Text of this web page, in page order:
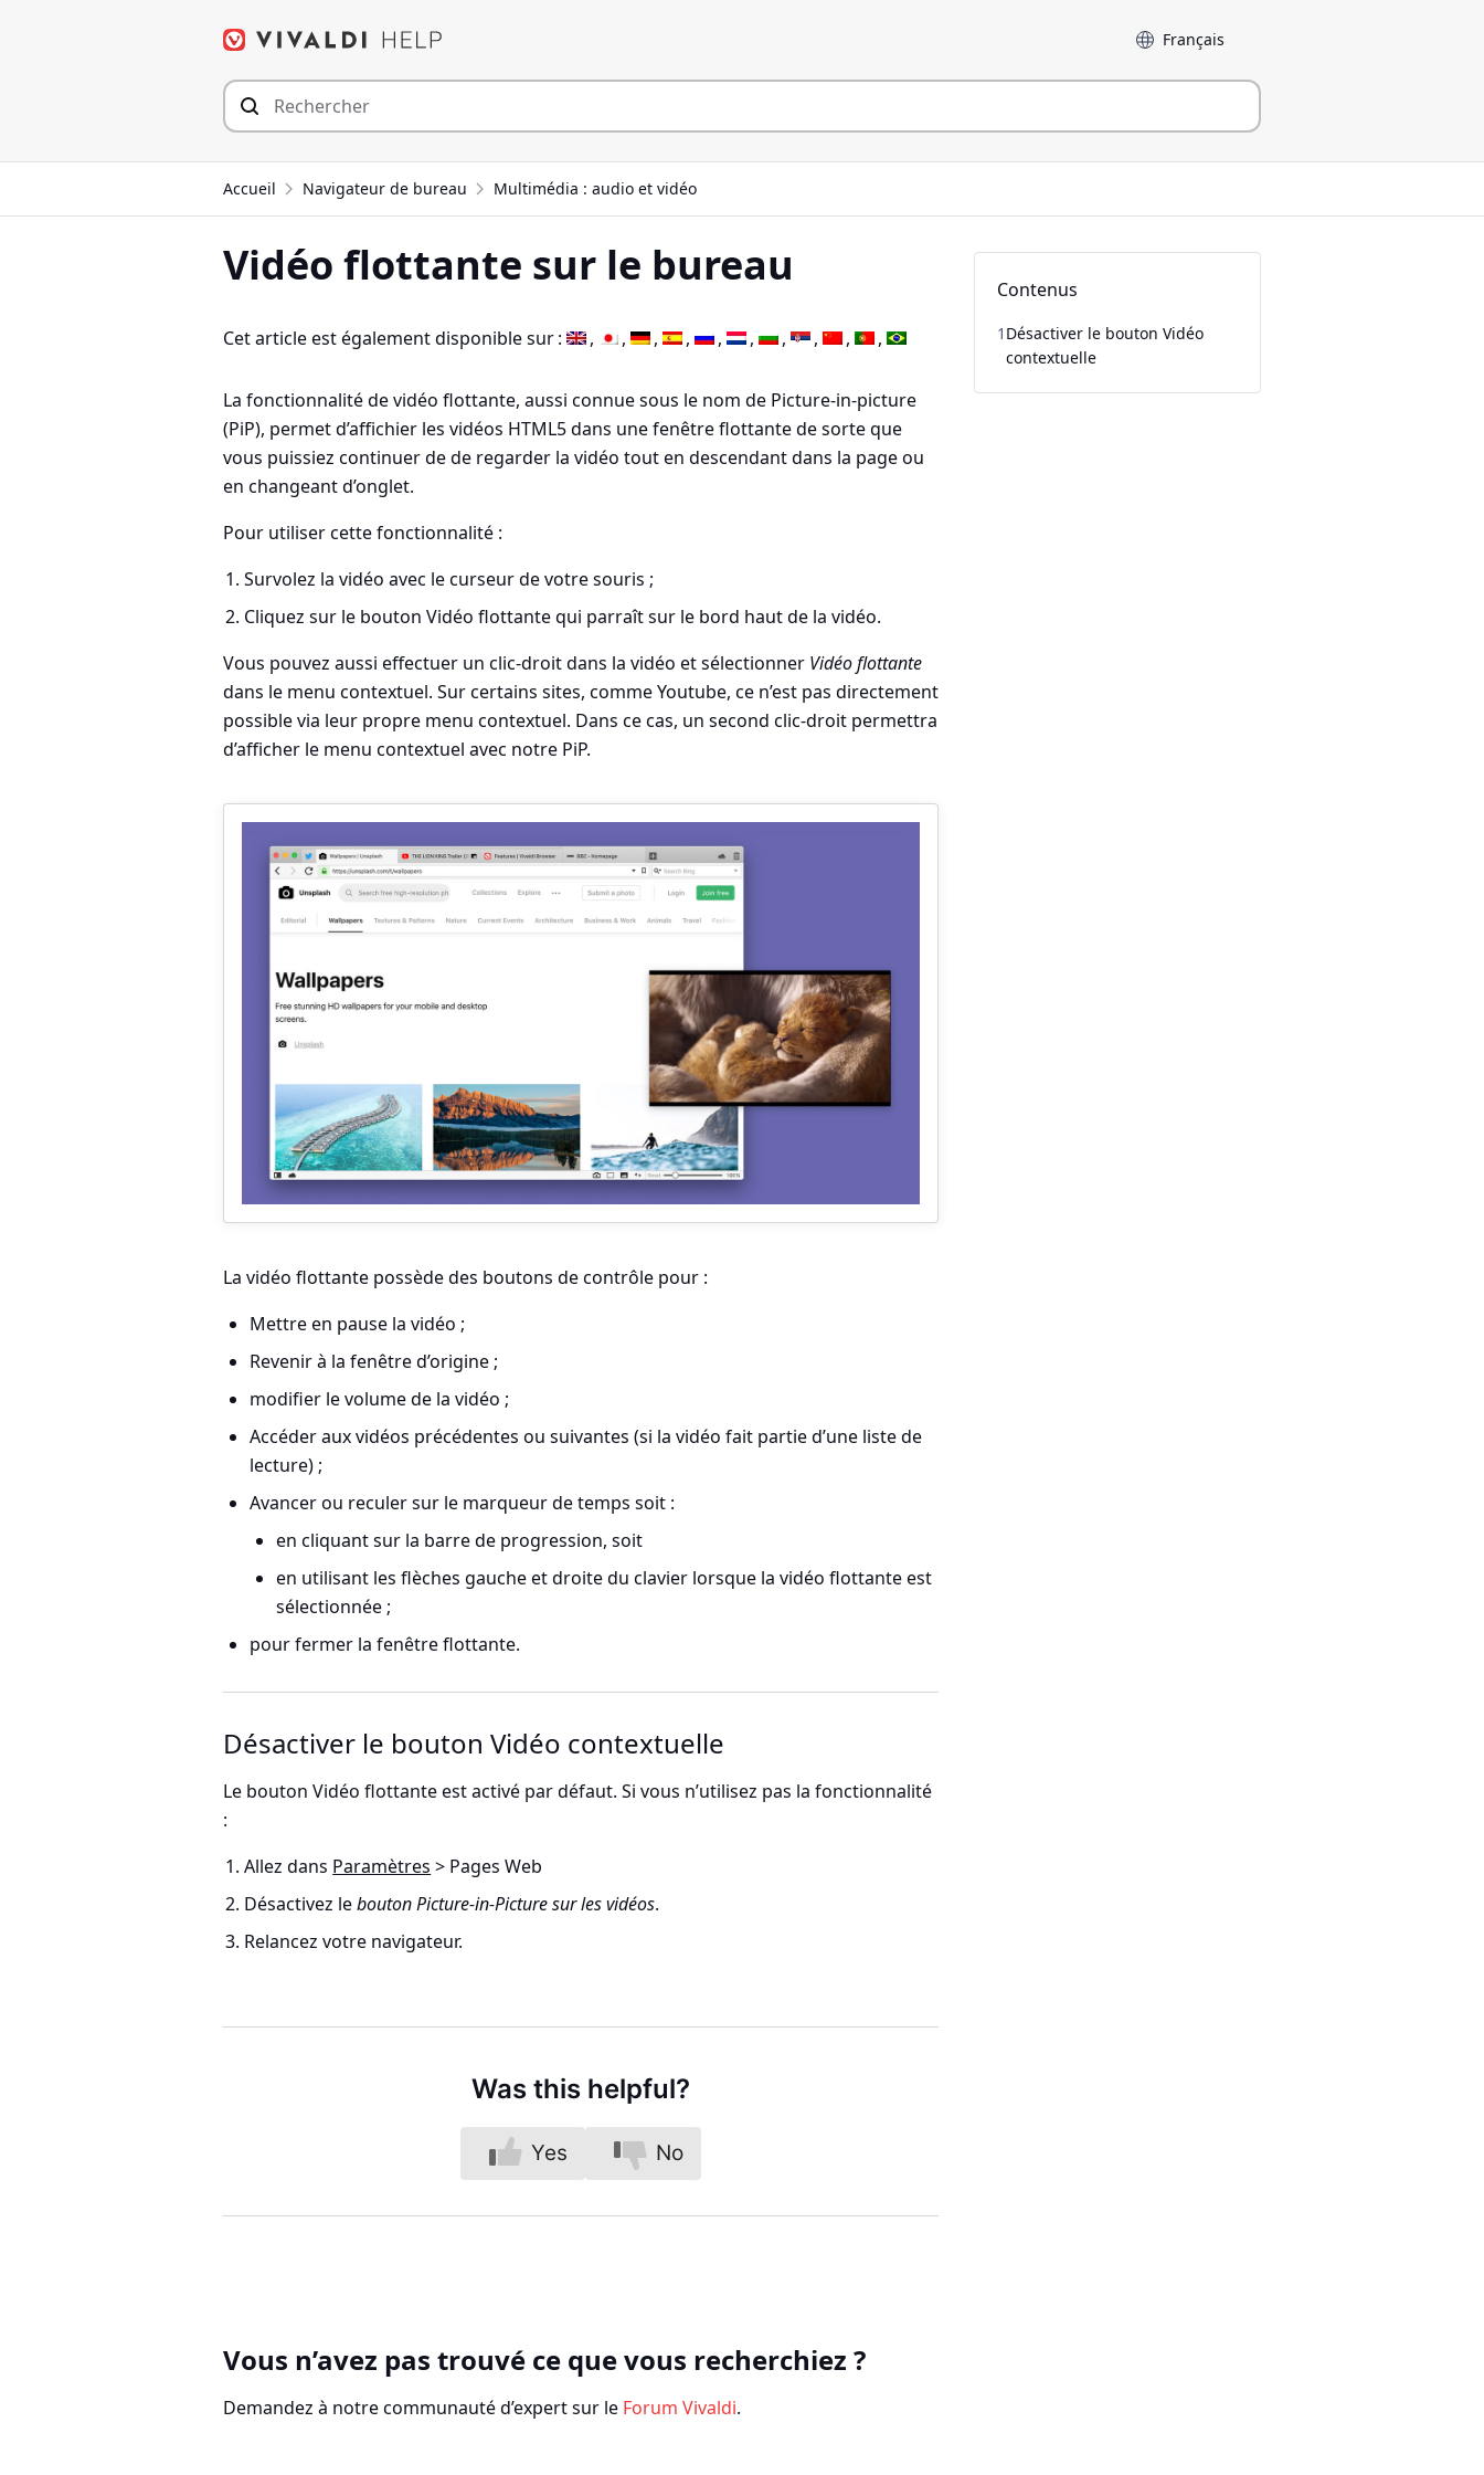
Langue
Accueil Navigateur de bureau Multimédia : audio et vidéo
Vidéo flottante sur le bureau
Cet article est également disponible sur :
La fonctionnalité de vidéo flottante, aussi connue sous le nom de Picture-in-picture
(PiP), permet d’affichier les vidéos HTML5 dans une fenêtre flottante de sorte que
vous puissiez continuer de de regarder la vidéo tout en descendant dans la page ou
en changeant d’onglet.
Pour utiliser cette fonctionnalité :
Survolez la vidéo avec le curseur de votre souris ;
Cliquez sur le bouton Vidéo flottante qui parraît sur le bord haut de la vidéo.
Vous pouvez aussi effectuer un clic-droit dans la vidéo et sélectionner Vidéo flottante
dans le menu contextuel. Sur certains sites, comme Youtube, ce n’est pas directement
possible via leur propre menu contextuel. Dans ce cas, un second clic-droit permettra
d’afficher le menu contextuel avec notre PiP.
La vidéo flottante possède des boutons de contrôle pour :
Mettre en pause la vidéo ;
Revenir à la fenêtre d’origine ;
modifier le volume de la vidéo ;
Accéder aux vidéos précédentes ou suivantes (si la vidéo fait partie d’une liste de
lecture) ;
Avancer ou reculer sur le marqueur de temps soit :
en cliquant sur la barre de progression, soit
en utilisant les flèches gauche et droite du clavier lorsque la vidéo flottante est
sélectionnée ;
pour fermer la fenêtre flottante.
Désactiver le bouton Vidéo contextuelle
Le bouton Vidéo flottante est activé par défaut. Si vous n’utilisez pas la fonctionnalité
:
Allez dans Paramètres > Pages Web
Désactivez lebouton Picture-in-Picture sur les vidéos.
Relancez votre navigateur.
Was this helpful?
Yes No
Contenus
1 Désactiver le bouton Vidéo
contextuelle
Vous n’avez pas trouvé ce que vous recherchiez ?
Demandez à notre communauté d’expert sur le Forum Vivaldi.